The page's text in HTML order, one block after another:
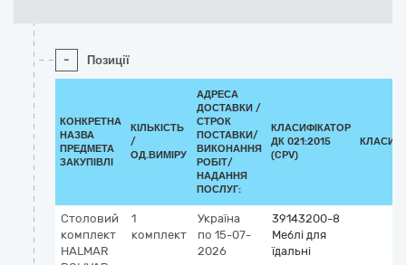
- Позиції
КОНКРЕТНА
НАЗВА
ПРЕДМЕТА
ЗАКУПІВЛІ
КІЛЬКІСТЬ
/
ОД.ВИМІРУ
АДРЕСА
ДОСТАВКИ /
СТРОК
ПОСТАВКИ/
ВИКОНАННЯ
РОБІТ/
НАДАННЯ
ПОСЛУГ:
КЛАСИФІКАТОР
ДК 021:2015
(CPV)
Столовий
комплект
HALMAR
1
комплект
Україна
по 15-07-
2026
39143200-8
Меблі для
їдальні